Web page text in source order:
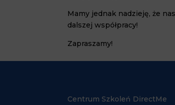
Mamy jednak nadzieję, że
dalszej współpracy!
Zapraszamy!
Centrum Szkoleń DirectMe